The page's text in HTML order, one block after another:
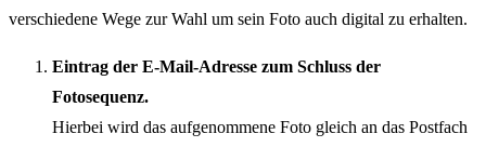
verschiedene Wege zur Wahl um sein Foto auch digital zu erhalten.
Eintrag der E-Mail-Adresse zum Schluss der
Fotosequenz.
Hierbei wird das aufgenommene Foto gleich an das Postfach